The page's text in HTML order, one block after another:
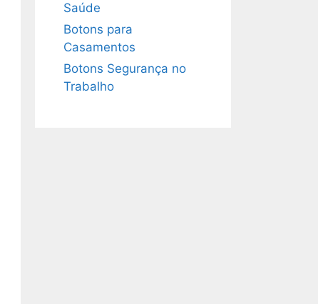
Saúde
Botons para
Casamentos
Botons Segurança no
Trabalho